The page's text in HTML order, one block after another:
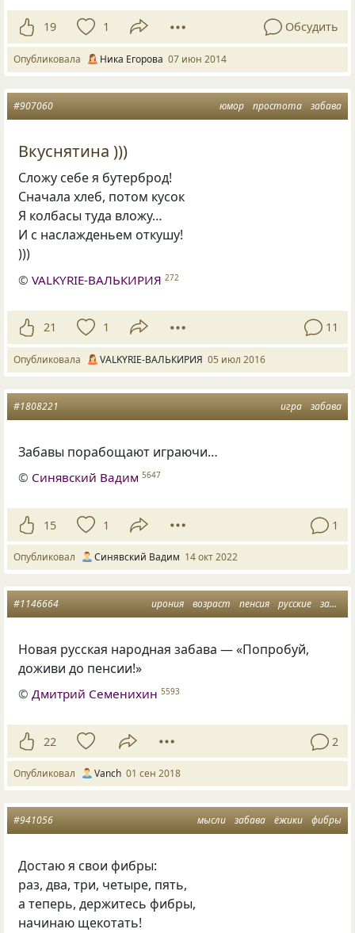
19 1 Обсудить
Опубликовала Ника Егорова 07 июн 2014
юмор простота забава
#907060
Вкуснятина )))
Сложу себе я бутерброд!
Сначала хлеб, потом кусок
Я колбасы туда вложу…
И с наслажденьем откушу!
)))
©VALKYRIE-ВАЛЬКИРИЯ 272
21 1 11
Опубликовала VALKYRIE-ВАЛЬКИРИЯ 05 июл 2016
игра забава
#1808221
Забавы порабощают играючи…
© Синявский Вадим 5647
15 1 1
Опубликовал Синявский Вадим 14 окт 2022
ирония возраст пенсия русские забава
#1146664
Новая русская народная забава — «Попробуй,
доживи до пенсии!»
©Дмитрий Семенихин 5593
22 2
Опубликовал Vanch 01 сен 2018
мысли забава ёжики фибры
#941056
Достаю я свои фибры:
раз, два, три, четыре, пять,
а теперь, держитесь фибры,
начинаю щекотать!